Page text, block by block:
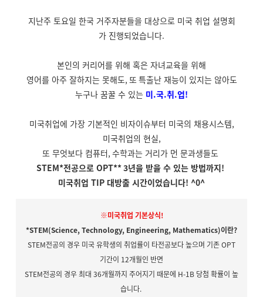
지난주 토요일 한국 거주자분들을 대상으로 미국 취업 설명회
가 진행되었습니다.
본인의 커리어를 위해 혹은 자녀교육을 위해
영어를 아주 잘하지는 못해도, 또 특출난 재능이 있지는 않아도
누구나 꿈꿀 수 있는 미.국.취.업!
미국취업에 가장 기본적인 비자이슈부터 미국의 채용시스템,
미국취업의 현실,
또 무엇보다 컴퓨터, 수학과는 거리가 먼 문과생들도
STEM*전공으로 OPT** 3년을 받을 수 있는 방법까지!
미국취업 TIP 대방출 시간이었습니다! ^0^
※미국취업 기본상식!
*STEM(Science, Technology, Engineering, Mathematics)이란?
STEM전공의 경우 미국 유학생의 취업률이 타전공보다 높으며 기존OPT
기간이 12개월인 반면
STEM전공의 경우 최대 36개월까지 주어지기 때문에 H-1B 당첨 확률이 높
습니다.